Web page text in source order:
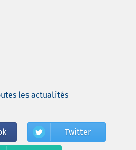
les actualités
Twitter